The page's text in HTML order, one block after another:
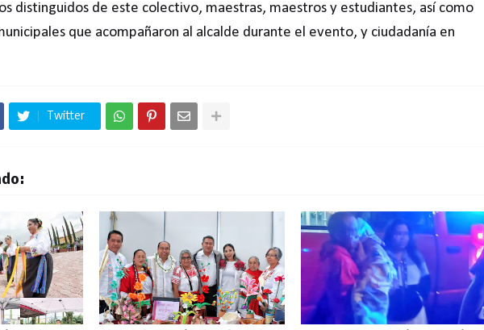
distinguidos de este colectivo, maestras, maestros y estudiantes, así como
que acompañaron al alcalde durante el evento, y ciudadanía en
Twitter